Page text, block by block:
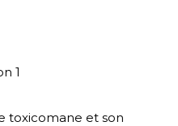
1
toxicomane et son